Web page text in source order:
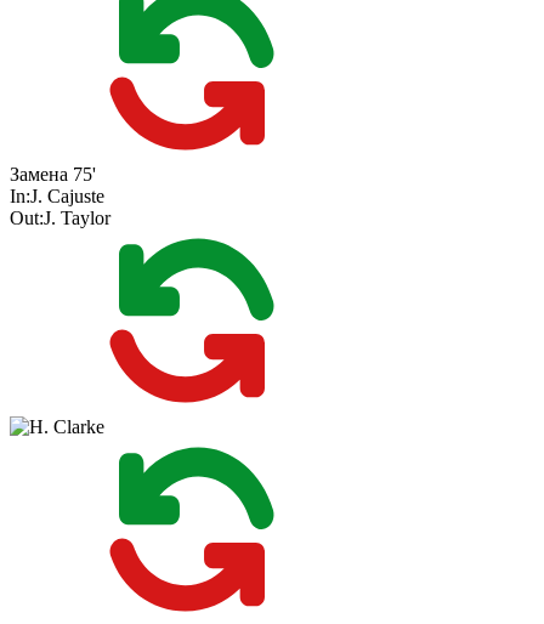
Замена 75'
In:J. Cajuste
Out:J. Taylor